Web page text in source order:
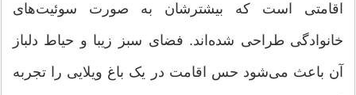
اقامتی است که بیشترشان به صورت سوئیت‌های
خانوادگی طراحی شده‌اند. فضای سبز زیبا و حیاط دلباز
آن باعث می‌شود حس اقامت در یک باغ ویلایی را تجربه